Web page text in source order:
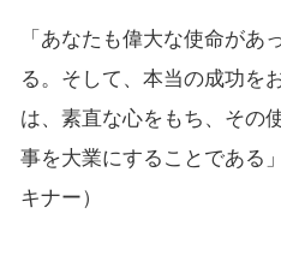
「あなたも偉大な使命があ
る。そして、本当の成功を
は、素直な心をもち、その
事を大業にすることであ
キナー）